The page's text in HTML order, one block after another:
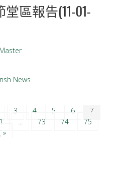
區報告(11-01-
News
3 4 5 6
7
73 74
75
»